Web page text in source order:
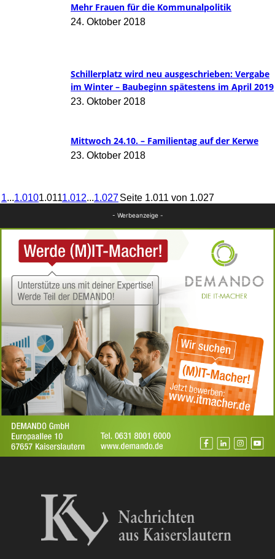
Mehr Frauen für die Kommunalpolitik
24. Oktober 2018
Schillerplatz wird neu ausgeschrieben: Vergabe
im Winter – Baubeginn spätestens im April 2019
23. Oktober 2018
Mittwoch 24.10. – Familientag auf der Kerwe
23. Oktober 2018
1...1.0101.0111.012...1.027Seite 1.011 von 1.027
- Werbeanzeige -